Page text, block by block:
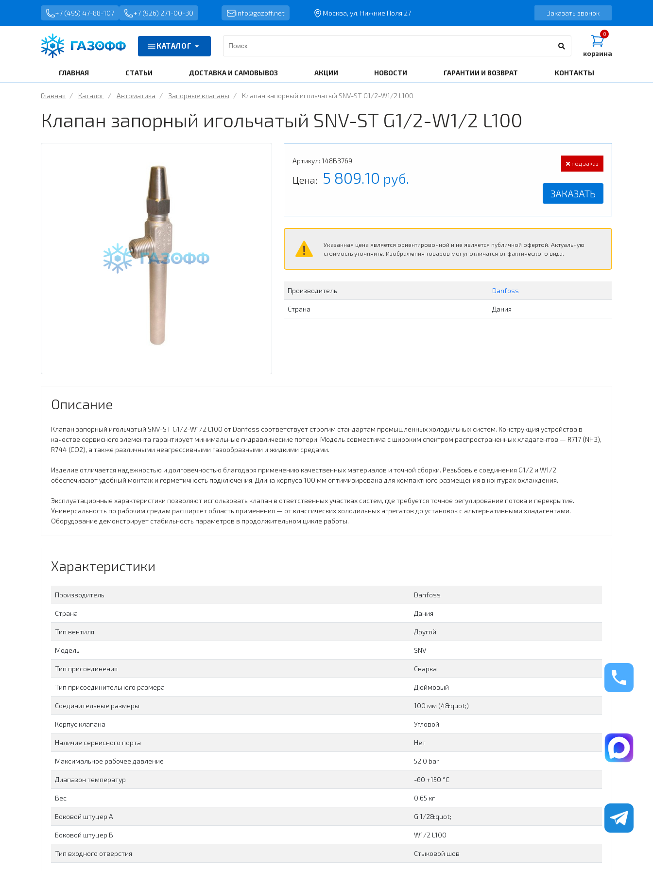
+7 (495) 47-88-107 +7 (926) 271-00-30 info@gazoff.net Москва, ул. Нижние Поля 27 Заказать звонок
КАТАЛОГ
0
корзина
ГЛАВНАЯ СТАТЬИ ДОСТАВКА И САМОВЫВОЗ АКЦИИ НОВОСТИ ГАРАНТИИ И ВОЗВРАТ КОНТАКТЫ
Главная / Каталог / Автоматика / Запорные клапаны / Клапан запорный игольчатый SNV-ST G1/2-W1/2 L100
Клапан запорный игольчатый SNV-ST G1/2-W1/2 L100
Артикул: 148B3769
Цена: 5 809.10 руб.
под заказ
ЗАКАЗАТЬ
Указанная цена является ориентировочной и не является публичной офертой. Актуальную
стоимость уточняйте. Изображения товаров могут отличатся от фактического вида.
Производитель Danfoss
Страна Дания
Описание
Клапан запорный игольчатый SNV-ST G1/2-W1/2 L100 от Danfoss соответствует строгим стандартам промышленных холодильных систем. Конструкция устройства в
качестве сервисного элемента гарантирует минимальные гидравлические потери. Модель совместима с широким спектром распространенных хладагентов — R717 (NH3),
R744 (CO2), а также различными неагрессивными газообразными и жидкими средами.
Изделие отличается надежностью и долговечностью благодаря применению качественных материалов и точной сборки. Резьбовые соединения G1/2 и W1/2
обеспечивают удобный монтаж и герметичность подключения. Длина корпуса 100 мм оптимизирована для компактного размещения в контурах охлаждения.
Эксплуатационные характеристики позволяют использовать клапан в ответственных участках систем, где требуется точное регулирование потока и перекрытие.
Универсальность по рабочим средам расширяет область применения — от классических холодильных агрегатов до установок с альтернативными хладагентами.
Оборудование демонстрирует стабильность параметров в продолжительном цикле работы.
Характеристики
Производитель Danfoss
Страна Дания
Тип вентиля Другой
Модель SNV
Тип присоединения Сварка
Тип присоединительного размера Дюймовый
Соединительные размеры 100 мм (4&quot;)
Корпус клапана Угловой
Наличие сервисного порта Нет
Максимальное рабочее давление 52,0 bar
Диапазон температур -60 +150 °C
Вес 0.65 кг
Боковой штуцер А G 1/2&quot;
Боковой штуцер B W1/2 L100
Тип входного отверстия Cтыковой шов